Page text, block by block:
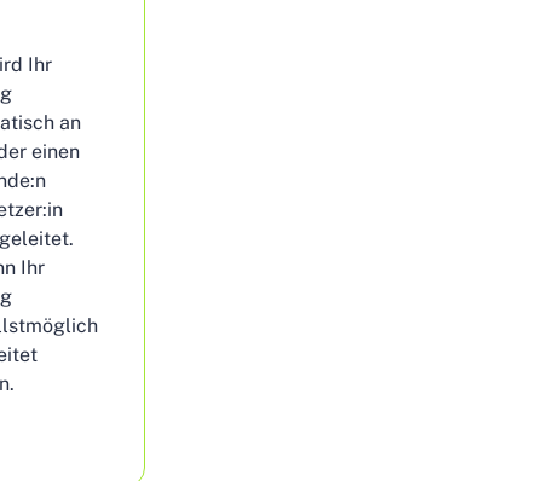
Ihr
an
einen
Ihr